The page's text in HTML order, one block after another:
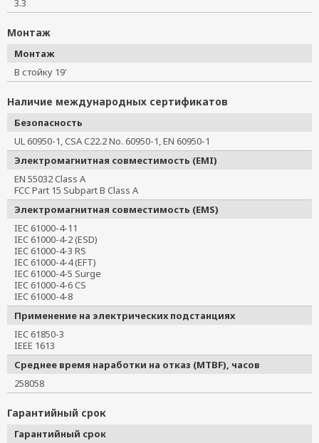
3.3
Монтаж
Монтаж
В стойку 19'
Наличие международных сертификатов
Безопасность
UL 60950-1, CSA C22.2 No. 60950-1, EN 60950-1
Электромагнитная совместимость (EMI)
EN 55032 Class A
FCC Part 15 Subpart B Class A
Электромагнитная совместимость (EMS)
IEC 61000-4-11
IEC 61000-4-2 (ESD)
IEC 61000-4-3 RS
IEC 61000-4-4 (EFT)
IEC 61000-4-5 Surge
IEC 61000-4-6 CS
IEC 61000-4-8
Применение на электрических подстанциях
IEC 61850-3
IEEE 1613
Среднее время наработки на отказ (MTBF), часов
258058
Гарантийный срок
Гарантийный срок